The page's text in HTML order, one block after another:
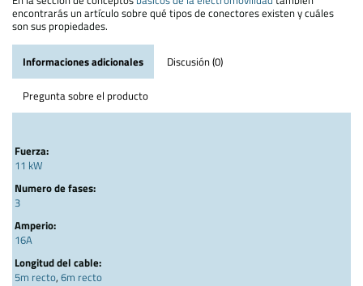
encontrarás un artículo sobre qué tipos de conectores existen y cuáles
son sus propiedades.
Informaciones adicionales Discusión (0)
Pregunta sobre el producto
Fuerza:
11 kW
Numero de fases:
3
Amperio:
16A
Longitud del cable:
5m recto, 6m recto